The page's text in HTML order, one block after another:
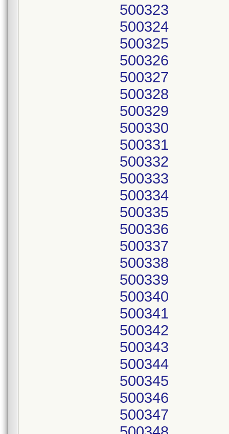
500323
500324
500325
500326
500327
500328
500329
500330
500331
500332
500333
500334
500335
500336
500337
500338
500339
500340
500341
500342
500343
500344
500345
500346
500347